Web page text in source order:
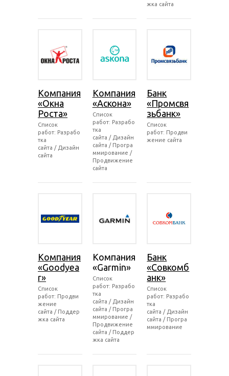
жка сайта
Компания
«Окна
Роста»
Список
работ: Разрабо
тка
сайта / Дизайн
сайта
Компания
«Аскона»
Список
работ: Разрабо
тка
сайта / Дизайн
сайта / Програ
ммирование /
Продвижение
сайта
Банк
«Промсвя
зьбанк»
Список
работ: Продви
жение сайта
Компания
«Goodyea
r»
Список
работ: Продви
жение
сайта / Поддер
жка сайта
Компания
«Garmin»
Список
работ: Разрабо
тка
сайта / Дизайн
сайта / Програ
ммирование /
Продвижение
сайта / Поддер
жка сайта
Банк
«Совкомб
анк»
Список
работ: Разрабо
тка
сайта / Дизайн
сайта / Програ
ммирование